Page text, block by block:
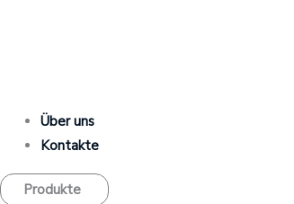
Über uns
Kontakte
Produkte